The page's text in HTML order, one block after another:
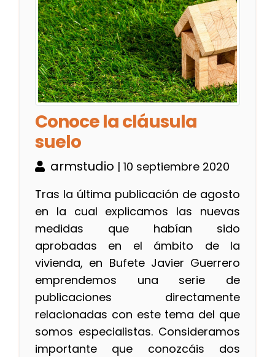
Conoce la cláusula
suelo
armstudio | 10 septiembre 2020
Tras la última publicación de agosto
en la cual explicamos las nuevas
medidas que habían sido
aprobadas en el ámbito de la
vivienda, en Bufete Javier Guerrero
emprendemos una serie de
publicaciones directamente
relacionadas con este tema del que
somos especialistas. Consideramos
importante que conozcáis dos